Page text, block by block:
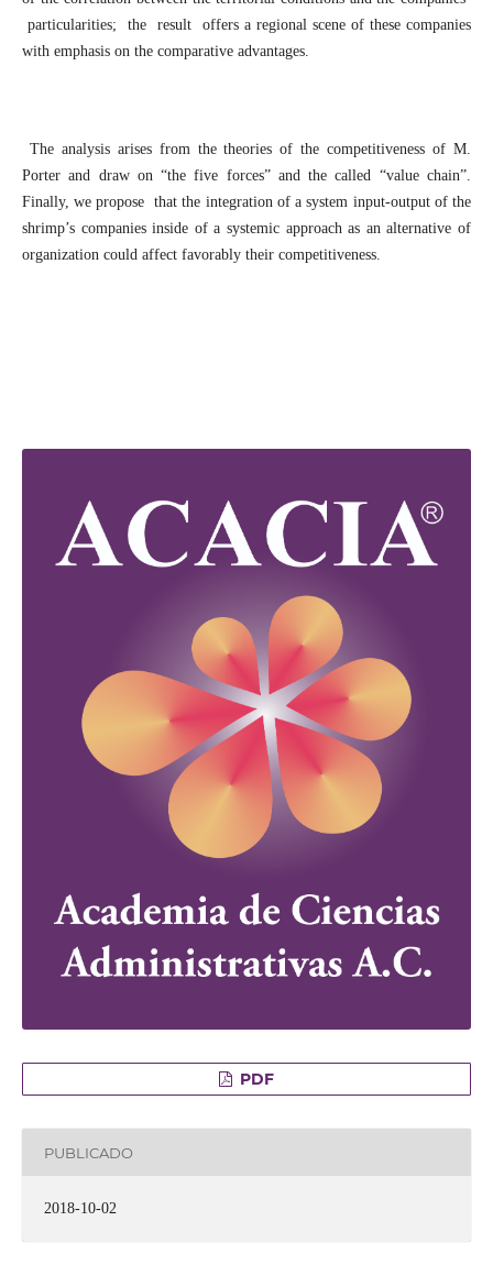
particularities; the result offers a regional scene of these companies
with emphasis on the comparative advantages.
The analysis arises from the theories of the competitiveness of M.
Porter and draw on “the five forces” and the called “value chain”.
Finally, we propose that the integration of a system input-output of the
shrimp’s companies inside of a systemic approach as an alternative of
organization could affect favorably their competitiveness.
PDF
PUBLICADO
2018-10-02